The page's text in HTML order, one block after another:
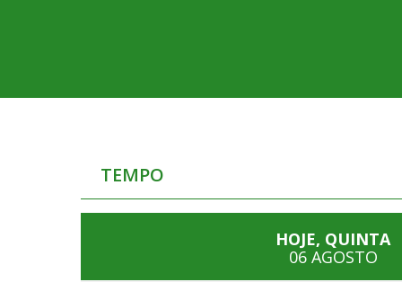
TEMPO
HOJE, QUINTA
06 AGOSTO